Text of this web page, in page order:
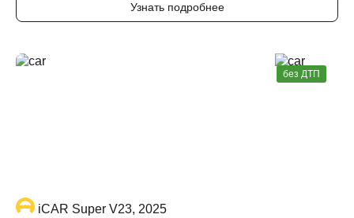
Узнать подробнее
без ДТП
iCAR Super V23, 2025